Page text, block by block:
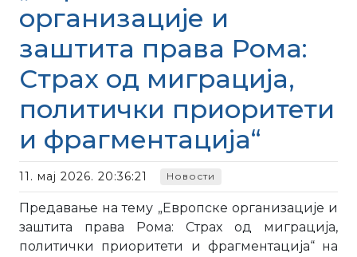
организације и
заштита права Рома:
Страх од миграцијa,
политички приоритети
и фрагментација“
11. мај 2026. 20:36:21 Новости
Предавање на тему „Европске организације и
заштита права Рома: Страх од миграцијa,
политички приоритети и фрагментација“ на